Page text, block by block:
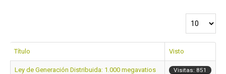
Título Visto
Ley de Generación Distribuida: 1.000 megavatios
Visitas: 851